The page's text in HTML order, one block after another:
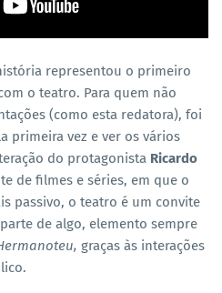
representou o primeiro
o teatro. Para quem não
(como esta redatora), foi
primeira vez e ver os vários
do protagonista Ricardo
de filmes e séries, em que o
passivo, o teatro é um convite
de algo, elemento sempre
graças às interações